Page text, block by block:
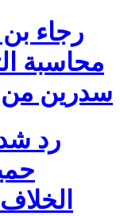
رجاء
محاسبة
سدرين من
رد